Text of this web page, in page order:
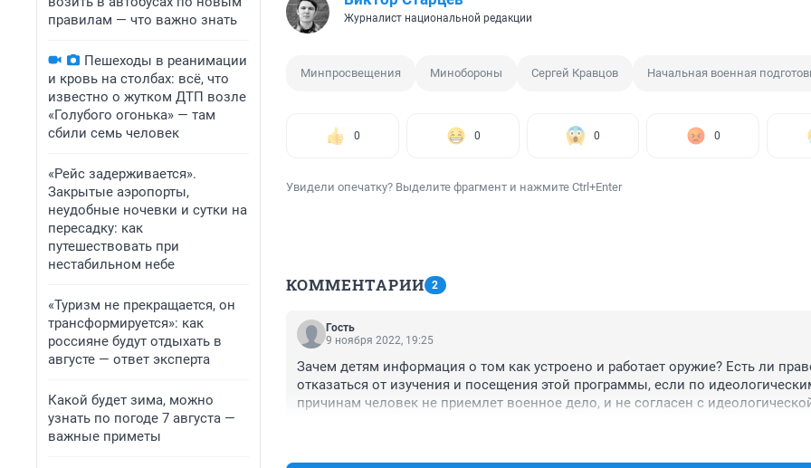
правилам — что важно знать
Пешеходы в реанимации
и кровь на столбах: всё, что
известно о жутком ДТП возле
«Голубого огонька» — там
сбили семь человек
«Рейс задерживается».
Закрытые аэропорты,
неудобные ночевки и сутки на
пересадку: как
путешествовать при
нестабильном небе
«Туризм не прекращается, он
трансформируется»: как
россияне будут отдыхать в
августе — ответ эксперта
Какой будет зима, можно
узнать по погоде 7 августа —
важные приметы
Журналист национальной редакции
Минпросвещения Минобороны Сергей Кравцов Начальная военная
0 0 0 0
Увидели опечатку? Выделите фрагмент и нажмите Ctrl+Enter
КОММЕНТАРИИ 2
Гость
9 ноября 2022, 19:25
Зачем детям информация о том как устроено и работает оружие? Есть ли
отказаться от изучения и посещения этой программы, если по
причинам человек не приемлет военное дело, и не согласен с